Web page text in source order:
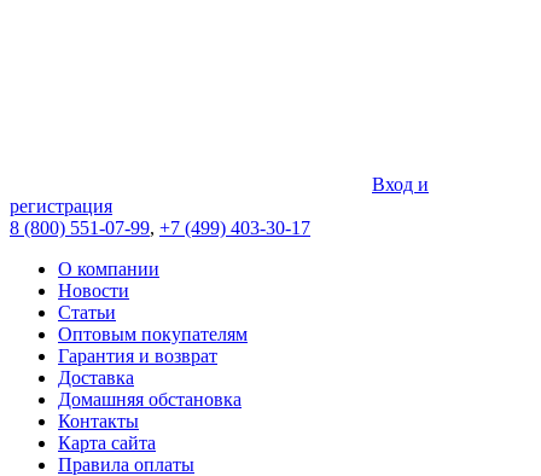
Вход и
регистрация
8 (800) 551-07-99, +7 (499) 403-30-17
О компании
Новости
Статьи
Оптовым покупателям
Гарантия и возврат
Доставка
Домашняя обстановка
Контакты
Карта сайта
Правила оплаты